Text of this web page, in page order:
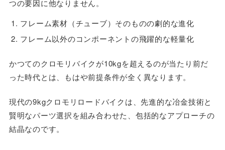
つの要因に他なりません。
フレーム素材（チューブ）そのものの劇的な進化
フレーム以外のコンポーネントの飛躍的な軽量化
かつてのクロモリバイクが10kgを超えるのが当たり前だ
った時代とは、もはや前提条件が全く異なります。
現代の9kgクロモリロードバイクは、先進的な冶金技術と
賢明なパーツ選択を組み合わせた、包括的なアプローチの
結晶なのです。